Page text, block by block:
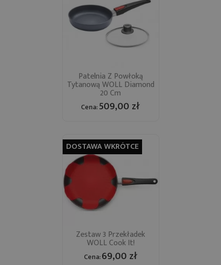
Patelnia Z Powłoką
Tytanową WOLL Diamond
20 Cm
Cena:509,00 zł
Zestaw 3 Przekładek
WOLL Cook It!
Cena:69,00 zł
DOSTAWA WKRÓTCE